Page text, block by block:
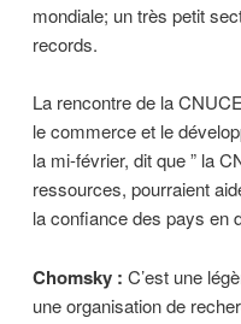
mondiale; un très petit
records.
La rencontre de la
le commerce et le
la mi-février, dit que ” la
ressources, pourraient
la confiance des pays en
Chomsky : C’est une
une organisation de